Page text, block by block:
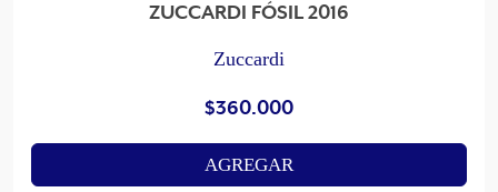
ZUCCARDI FÓSIL 2016
Zuccardi
$360.000
AGREGAR